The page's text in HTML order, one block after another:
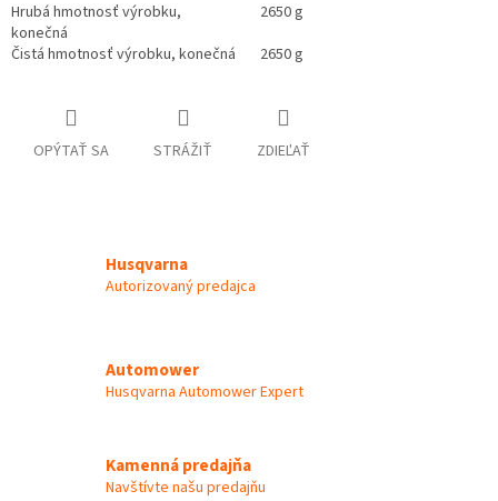
Hrubá hmotnosť výrobku,
konečná
2650 g
Čistá hmotnosť výrobku, konečná
2650 g
OPÝTAŤ SA STRÁŽIŤ ZDIEĽAŤ
Husqvarna
Autorizovaný predajca
Automower
Husqvarna Automower Expert
Kamenná predajňa
Navštívte našu predajňu